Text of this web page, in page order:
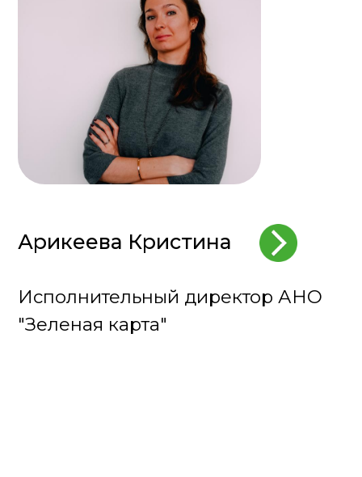
Исполнительный директор АНО
Идеолог, учредитель проекта